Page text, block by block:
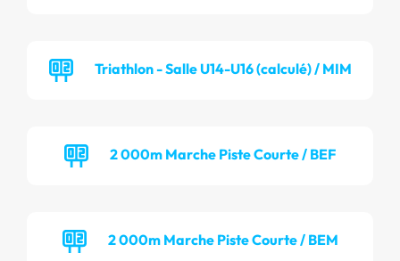
Triathlon - Salle U14-U16 (calculé) / MIM
2 000m Marche Piste Courte / BEF
2 000m Marche Piste Courte / BEM